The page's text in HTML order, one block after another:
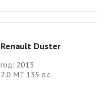
Renault Duster
год: 2013
2.0 МТ 135 л.с.